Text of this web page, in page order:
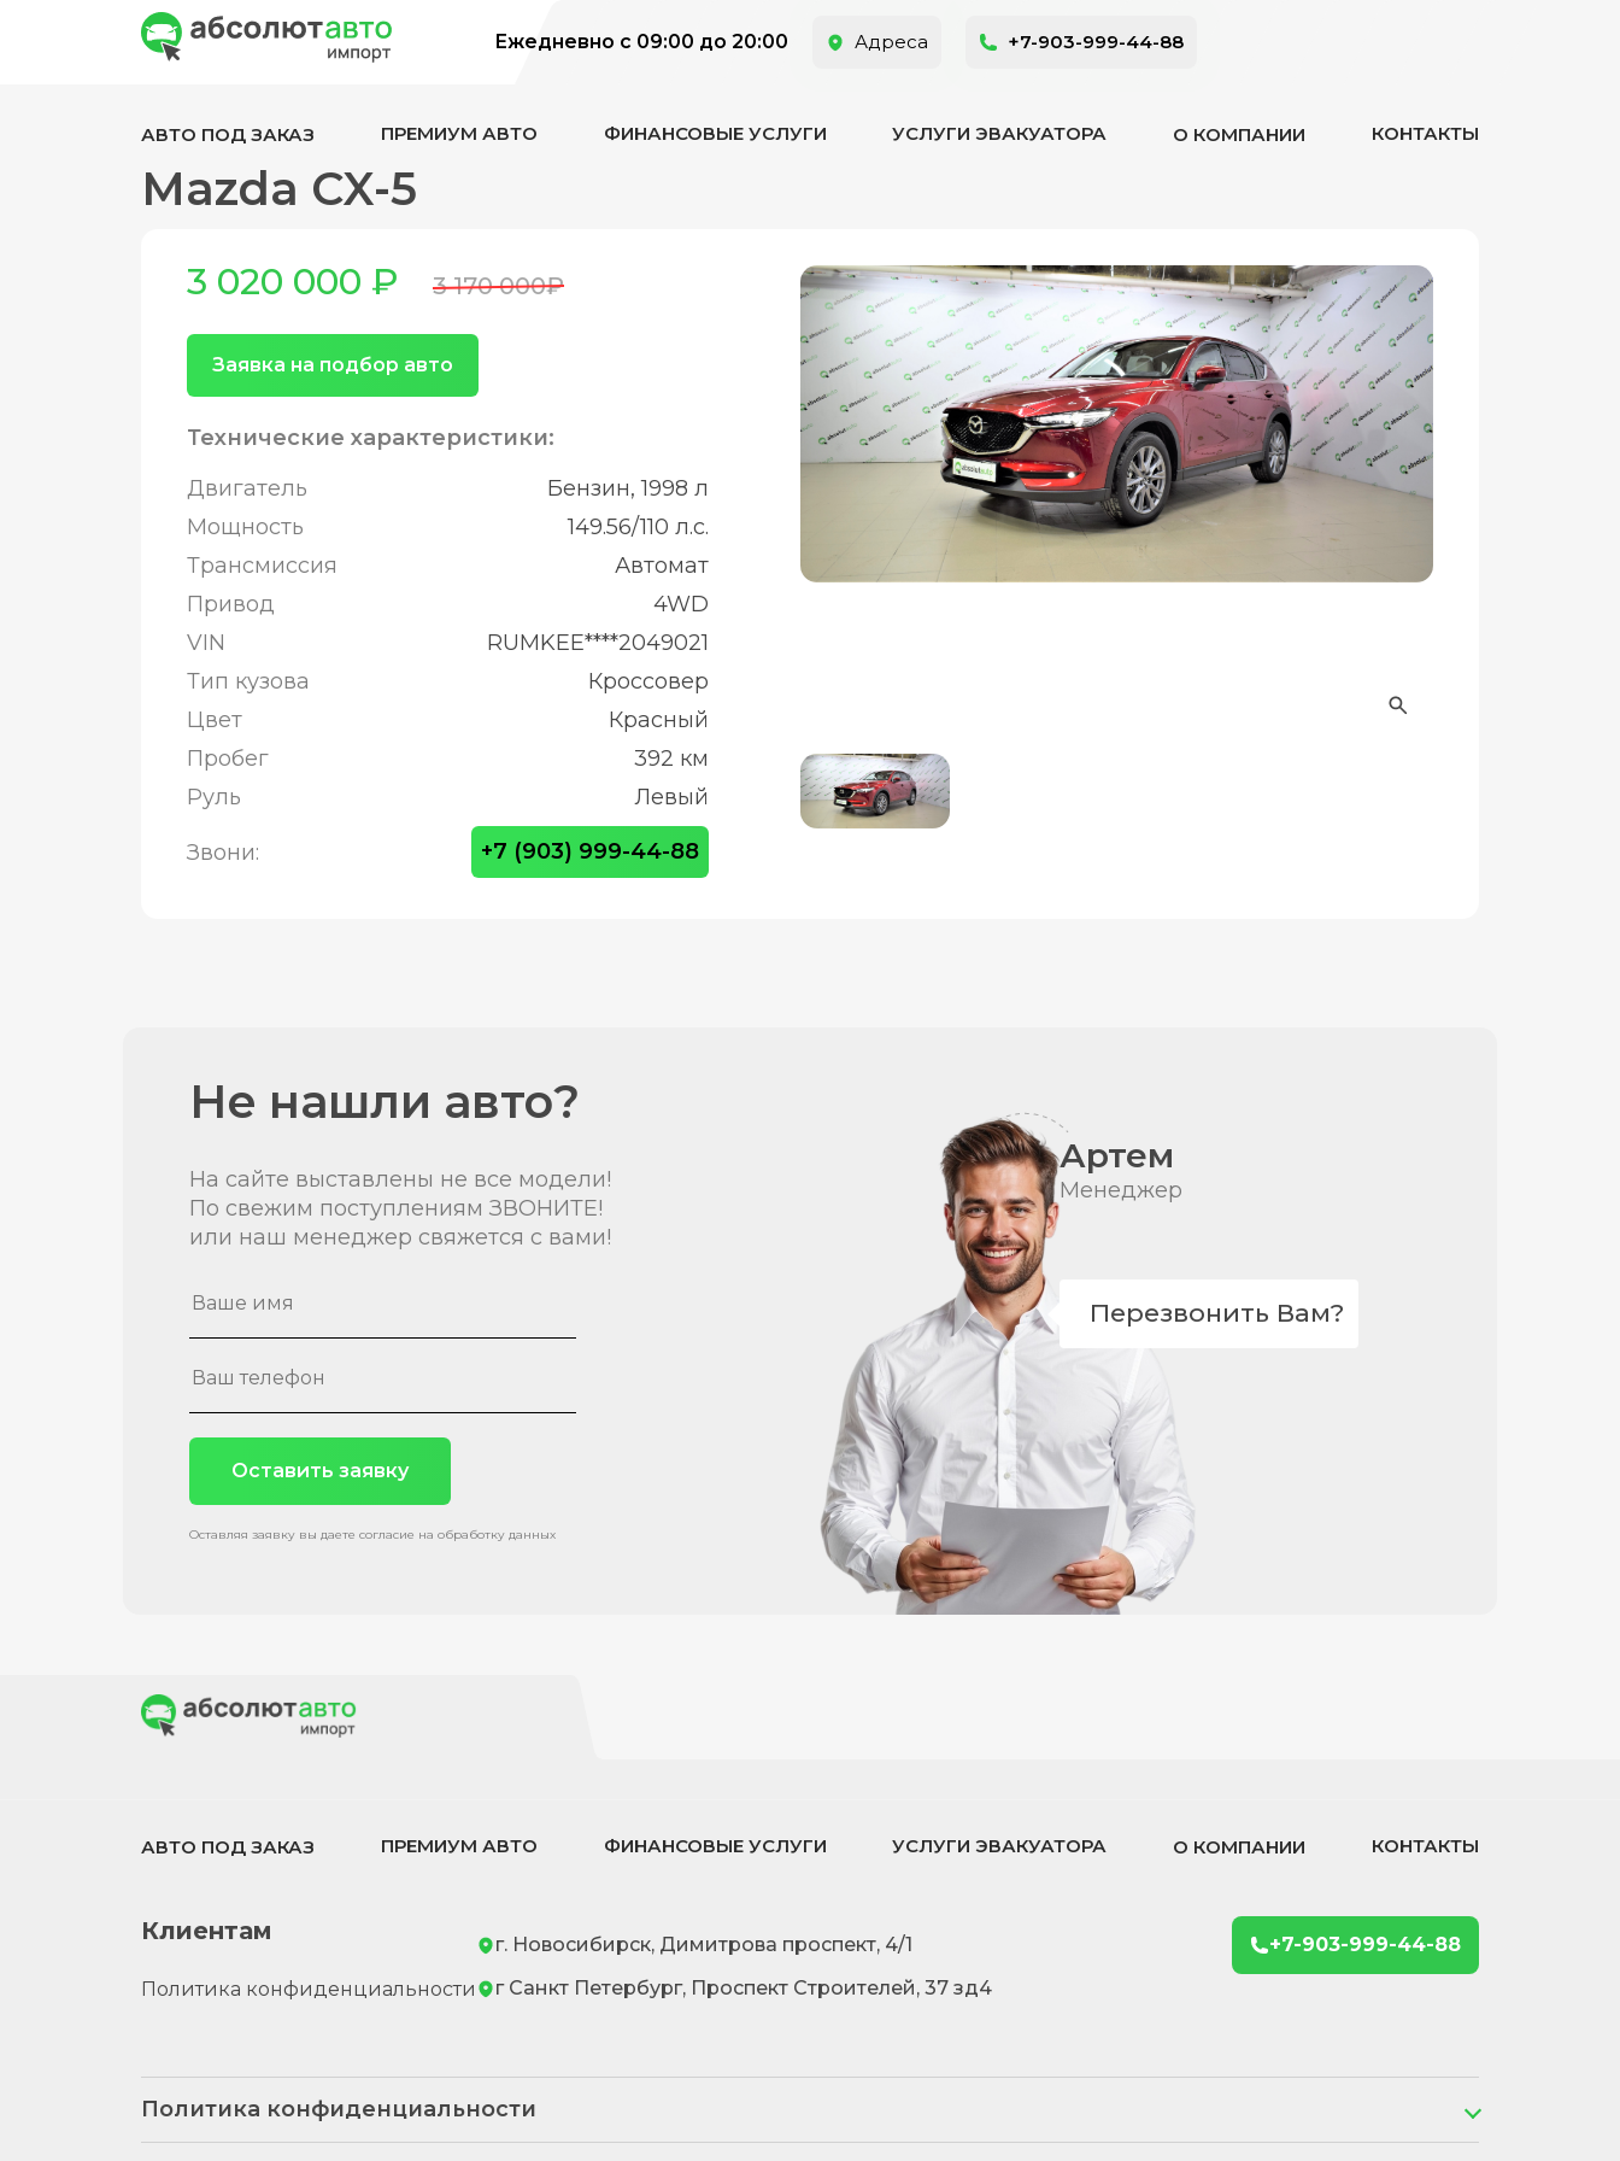
Ежедневно с 09:00 до 20:00 Адреса +7-903-999-44-88
АВТО ПОД ЗАКАЗ ПРЕМИУМ АВТО ФИНАНСОВЫЕ УСЛУГИ УСЛУГИ ЭВАКУАТОРА О КОМПАНИИ КОНТАКТЫ
Mazda CX-5
3 020 000 ₽ 3 170 000₽
Заявка на подбор авто
Технические характеристики:
Двигатель
Бензин, 1998 л
Мощность
149.56/110 л.с.
Трансмиссия
Автомат
Привод
4WD
VIN
RUMKEE****2049021
Тип кузова
Кроссовер
Цвет
Красный
Пробег
392 км
Руль
Левый
Звони: +7 (903) 999-44-88
Не нашли авто?
На сайте выставлены не все модели!
По свежим поступлениям ЗВОНИТЕ!
или наш менеджер свяжется с вами!
Оставить заявку
Оставляя заявку вы даете согласие на обработку данных
Артем
Менеджер
Перезвонить Вам?
АВТО ПОД ЗАКАЗ ПРЕМИУМ АВТО ФИНАНСОВЫЕ УСЛУГИ УСЛУГИ ЭВАКУАТОРА О КОМПАНИИ КОНТАКТЫ
Клиентам
Политика конфиденциальности
г. Новосибирск, Димитрова проспект, 4/1
г Санкт Петербург, Проспект Строителей, 37 зд4
+7-903-999-44-88
Политика конфиденциальности